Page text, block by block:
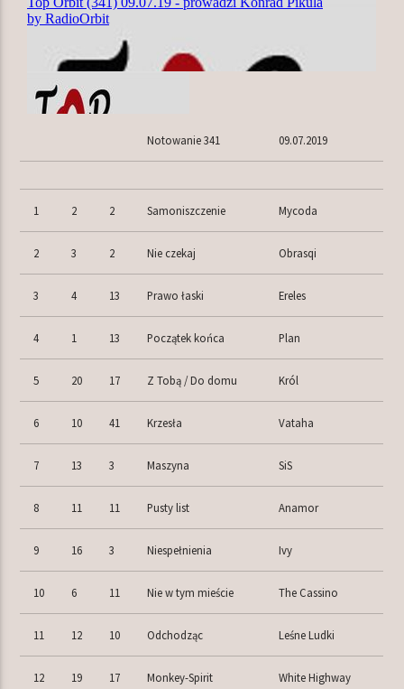
TERAZ W RAMÓWCE
EXTRA ORBIT
INDIE ORBIT
Radio Orbit
Notowanie 341 09.07.2019
1 2 2 Samoniszczenie Mycoda
2 3 2 Nie czekaj Obrasqi
3 4 13 Prawo łaski Ereles
4 1 13 Początek końca Plan
5 20 17 Z Tobą / Do domu Król
6 10 41 Krzesła Vataha
7 13 3 Maszyna SiS
8 11 11 Pusty list Anamor
9 16 3 Niespełnienia Ivy
10 6 11 Nie w tym mieście The Cassino
11 12 10 Odchodząc Leśne Ludki
12 19 17 Monkey-Spirit White Highway